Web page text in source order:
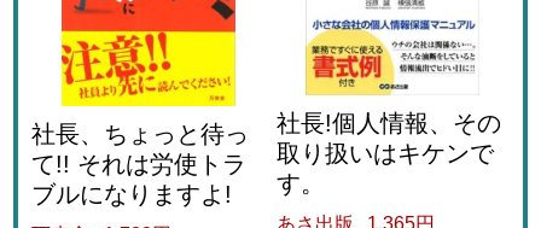
社長、ちょっと待っ
て!! それは労使トラ
ブルになりますよ!
社長!個人情報、その
取り扱いはキケンで
す。